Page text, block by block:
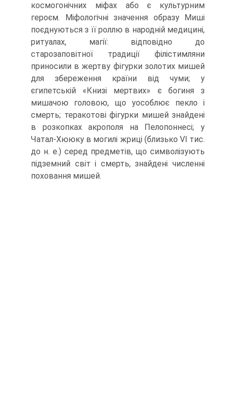
космогонічних міфах або є культурним
героєм. Міфологічні значення образу Миші
поєднуються з її роллю в народній медицині,
ритуалах, магії: відповідно до
старозаповітної традиції фі­лістимляни
приносили в жертву фігурки золотих мишей
для збереження країни від чуми; у
єгипетській «Книзі мертвих» є богиня з
мишачою головою, що уособ­лює пекло і
смерть; теракотові фігурки мишей знайдені
в розкопках акрополя на Пелопоннесі; у
Чатал-Хююку в могилі жриці (близько VI тис.
до н. е.) серед пред­метів, що символізують
підземний світ і смерть, знайдені численні
поховання ми­шей.